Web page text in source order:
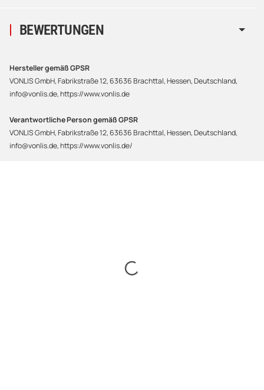
BEWERTUNGEN
Hersteller gemäß GPSR
VONLIS GmbH, Fabrikstraße 12, 63636 Brachttal, Hessen, Deutschland,
info@vonlis.de, https://www.vonlis.de
Verantwortliche Person gemäß GPSR
VONLIS GmbH, Fabrikstraße 12, 63636 Brachttal, Hessen, Deutschland,
info@vonlis.de, https://www.vonlis.de/